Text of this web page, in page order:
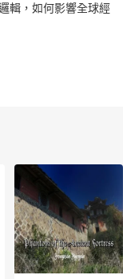
輯，如何影響全球經